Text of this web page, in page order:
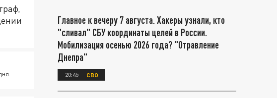
Главное к вечеру 7 августа. Хакеры узнали, кто
"сливал" СБУ координаты целей в России.
Мобилизация осенью 2026 года? "Отравление
Днепра"
20:45 СВО